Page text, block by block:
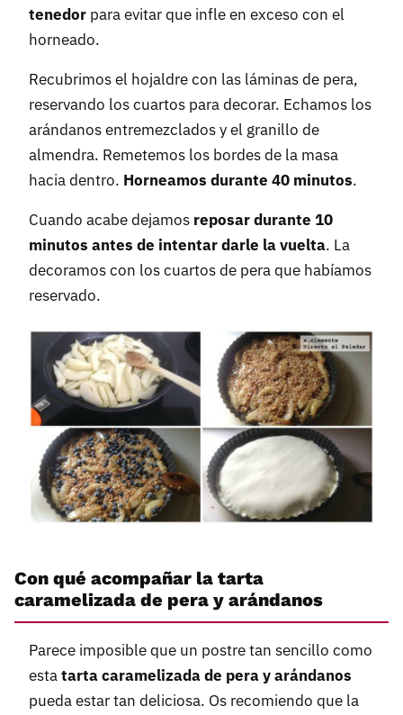
tenedor para evitar que infle en exceso con el
horneado.
Recubrimos el hojaldre con las láminas de pera,
reservando los cuartos para decorar. Echamos los
arándanos entremezclados y el granillo de
almendra. Remetemos los bordes de la masa
hacia dentro. Horneamos durante 40 minutos.
Cuando acabe dejamos reposar durante 10
minutos antes de intentar darle la vuelta. La
decoramos con los cuartos de pera que habíamos
reservado.
Con qué acompañar la tarta
caramelizada de pera y arándanos
Parece imposible que un postre tan sencillo como
estatarta caramelizada de pera y arándanos
pueda estar tan deliciosa. Os recomiendo que la